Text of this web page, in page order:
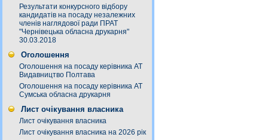
Результати конкурсного відбору
кандидатів на посаду незалежних
членів наглядової ради ПРАТ
"Чернівецька обласна друкарня"
30.03.2018
Оголошення
Оголошення на посаду керівника АТ
Видавництво Полтава
Оголошення на посаду керівника АТ
Сумська обласна друкарня
Лист очікування власника
Лист очікування власника
Лист очікування власника на 2026 рік